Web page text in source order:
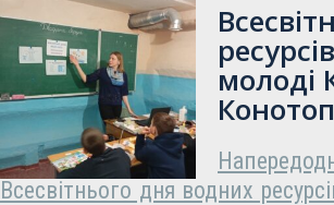
молоді
Всесвітнього дня водних